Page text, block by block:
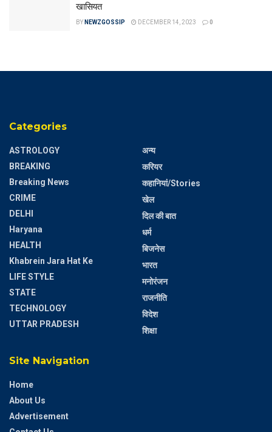
खासियत
BY NEWZGOSSIP DECEMBER 14, 2023 0
Categories
ASTROLOGY
BREAKING
Breaking News
CRIME
DELHI
Haryana
HEALTH
Khabrein Jara Hat Ke
LIFE STYLE
STATE
TECHNOLOGY
UTTAR PRADESH
अन्य
करियर
कहानियां/Stories
खेल
दिल की बात
धर्म
बिजनेस
भारत
मनोरंजन
राजनीति
विदेश
शिक्षा
Site Navigation
Home
About Us
Advertisement